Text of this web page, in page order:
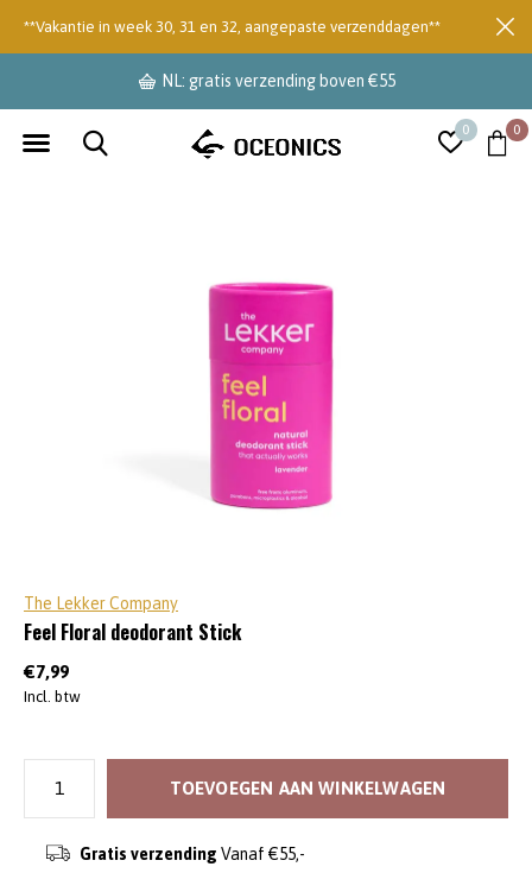
0 0
NL: gratis verzending boven €55
**Vakantie in week 30, 31 en 32, aangepaste verzenddagen**
The Lekker Company
Feel Floral deodorant Stick
€7,99
Incl. btw
TOEVOEGEN AAN WINKELWAGEN
Gratis verzending Vanaf €55,-